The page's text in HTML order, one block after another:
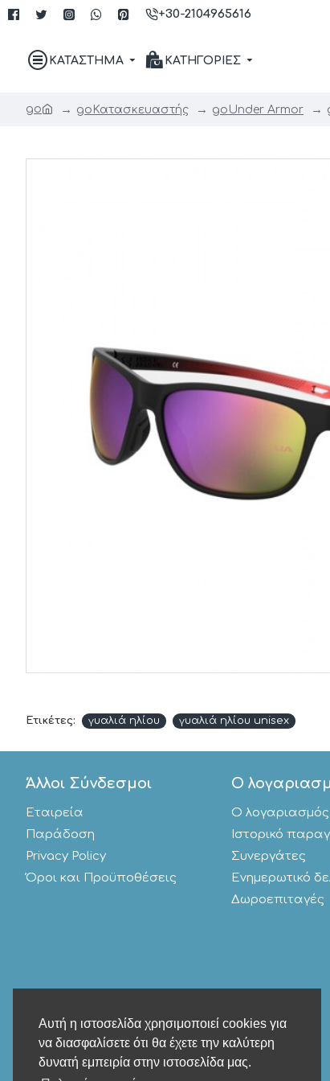
Αυτή η ιστοσελίδα χρησιμοποιεί cookies για
να διασφαλίσετε ότι θα έχετε την καλύτερη
δυνατή εμπειρία στην ιστοσελίδα μας.
+30-2104965616
ΚΑΤΑΣΤΗΜΑ ΚΑΤΗΓΟΡΙΕΣ
go go Κατασκευαστής go Under Armor
Ετικέτες: γυαλιά ηλίου γυαλιά ηλίου unisex
Άλλοι Σύνδεσμοι
Εταιρεία
Παράδοση
Privacy Policy
Όροι και Προϋποθέσεις
Ο
Ο λογαριασμός
Ιστορικό
Συνεργάτες
Ενημερωτικό
Δωροεπιταγές